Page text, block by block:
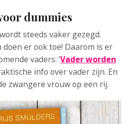
dummies
steeds vaker gezegd.
er ook toe! Daarom is er
vaders: ‘Vader worden
info over vader zijn. En
zwangere vrouw op een rij.